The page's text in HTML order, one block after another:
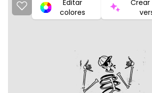
Editar
colores